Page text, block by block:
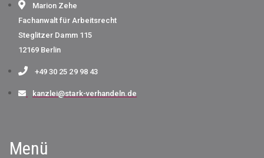
Marion Zehe
Fachanwalt für Arbeitsrecht
Steglitzer Damm 115
12169 Berlin
+49 30 25 29 98 43
kanzlei@stark-verhandeln.de
Menü